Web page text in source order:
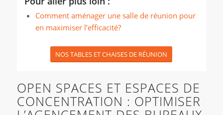
Comment aménager une salle de réunion pour
en maximiser l’efficacité?
NOS TABLES ET CHAISES DE RÉUNION
OPEN SPACES ET ESPACES DE
CONCENTRATION : OPTIMISER